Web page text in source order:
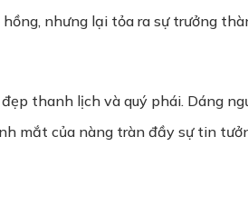
nhưng lại tỏa ra sự trưởng
thanh lịch và quý phái. Dáng
mắt của nàng tràn đầy sự tin